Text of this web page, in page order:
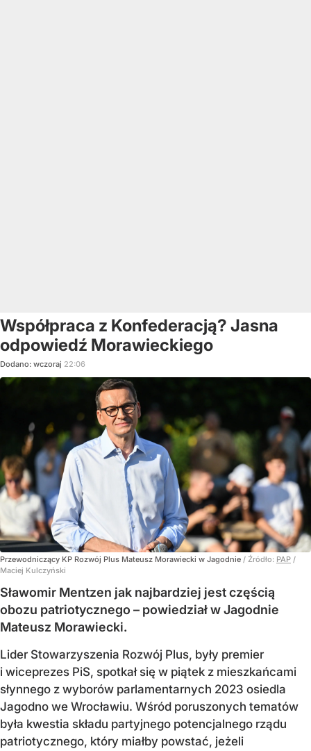
Współpraca z Konfederacją? Jasna
odpowiedź Morawieckiego
Dodano: wczoraj 22:06
Przewodniczący KP Rozwój Plus Mateusz Morawiecki w Jagodnie / Źródło: PAP /
Maciej Kulczyński
Sławomir Mentzen jak najbardziej jest częścią
obozu patriotycznego – powiedział w Jagodnie
Mateusz Morawiecki.
Lider Stowarzyszenia Rozwój Plus, były premier
i wiceprezes PiS, spotkał się w piątek z mieszkańcami
słynnego z wyborów parlamentarnych 2023 osiedla
Jagodno we Wrocławiu. Wśród poruszonych tematów
była kwestia składu partyjnego potencjalnego rządu
patriotycznego, który miałby powstać, jeżeli